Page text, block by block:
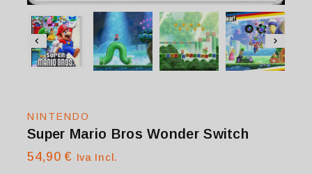
NINTENDO
Super Mario Bros Wonder Switch
54,90€ Iva Incl.